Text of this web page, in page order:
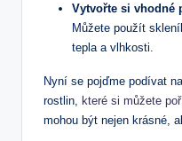
Vytvořte si vhodné
Můžete použít
tepla a vlhkosti.
Nyní ​se pojďme podívat
rostlin,
které si můžete
mohou být‍ nejen krásné,